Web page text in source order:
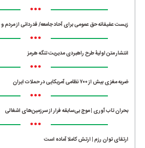
•••
زیست عفیفانه حق عمومی برای آحاد جامعه/ قدردانی از مردم
•••
انتشار متن اولیۀ طرح راهبردی مدیریت تنگه هرمز
•••
ضربه مغزی بیش از ۷۰۰ نظامی آمریکایی در حملات ایران
•••
بحران تاب آوری | موج بی‌سابقه فرار از سرزمین‌های اشغالی
•••
ارتقای توان رزم | ارتش کاملا آماده است